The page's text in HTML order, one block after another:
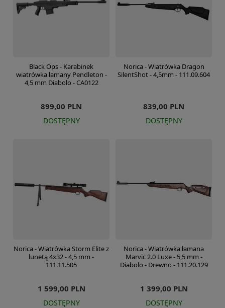
Black Ops - Karabinek
wiatrówka łamany Pendleton -
4,5 mm Diabolo - CA0122
899,00 PLN
DOSTĘPNY
Norica - Wiatrówka Dragon
SilentShot - 4,5mm - 111.09.604
839,00 PLN
DOSTĘPNY
Norica - Wiatrówka Storm Elite z
lunetą 4x32 - 4,5 mm -
111.11.505
1 599,00 PLN
DOSTĘPNY
Norica - Wiatrówka łamana
Marvic 2.0 Luxe - 5,5 mm -
Diabolo - Drewno - 111.20.129
1 399,00 PLN
DOSTĘPNY